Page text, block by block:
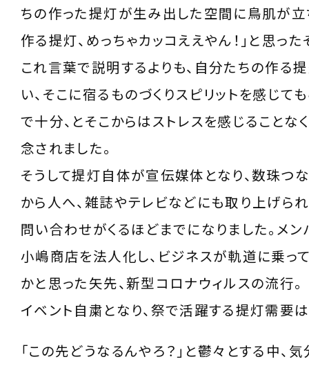
ちの作った提灯が生み出した空間に鳥肌が立
作る提灯、めっちゃカッコええやん！」と思った
これ言葉で説明するよりも、自分たちの作る
い、そこに宿るものづくりスピリットを感じて
で十分、とそこからはストレスを感じることな
念されました。
そうして提灯自体が宣伝媒体となり、数珠つ
から人へ、雑誌やテレビなどにも取り上げら
問い合わせがくるほどまでになりました。メン
小嶋商店を法人化し、ビジネスが軌道に乗っ
かと思った矢先、新型コロナウィルスの流行。
イベント自粛となり、祭で活躍する提灯需要
「この先どうなるんやろ？」と鬱々とする中、